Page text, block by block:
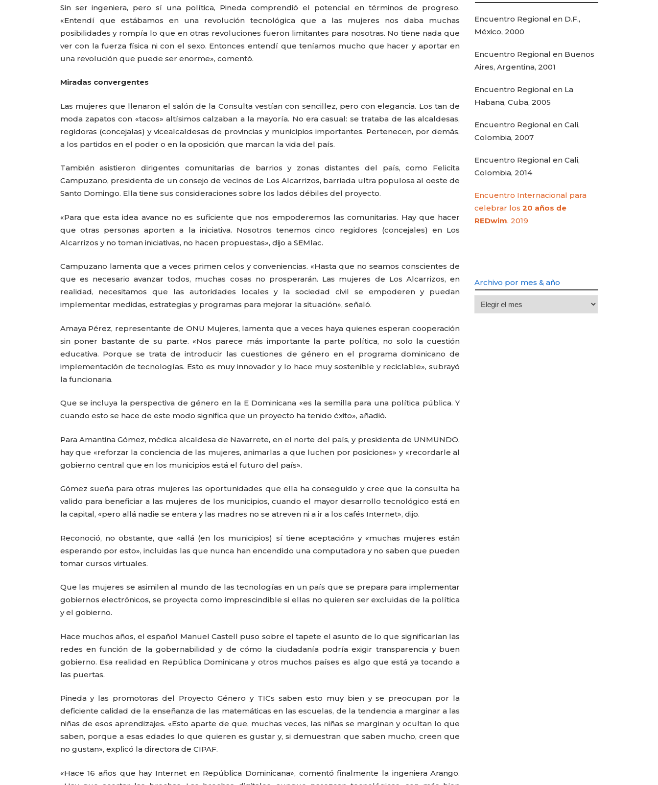
Sin ser ingeniera, pero sí una política, Pineda comprendió el potencial en términos de progreso.
«Entendí que estábamos en una revolución tecnológica que a las mujeres nos daba muchas
posibilidades y rompía lo que en otras revoluciones fueron limitantes para nosotras. No tiene nada que
ver con la fuerza física ni con el sexo. Entonces entendí que teníamos mucho que hacer y aportar en
una revolución que puede ser enorme», comentó.
Miradas convergentes
Las mujeres que llenaron el salón de la Consulta vestían con sencillez, pero con elegancia. Los tan de
moda zapatos con «tacos» altísimos calzaban a la mayoría. No era casual: se trataba de las alcaldesas,
regidoras (concejalas) y vicealcaldesas de provincias y municipios importantes. Pertenecen, por demás,
a los partidos en el poder o en la oposición, que marcan la vida del país.
También asistieron dirigentes comunitarias de barrios y zonas distantes del país, como Felicita
Campuzano, presidenta de un consejo de vecinos de Los Alcarrizos, barriada ultra populosa al oeste de
Santo Domingo. Ella tiene sus consideraciones sobre los lados débiles del proyecto.
«Para que esta idea avance no es suficiente que nos empoderemos las comunitarias. Hay que hacer
que otras personas aporten a la iniciativa. Nosotros tenemos cinco regidores (concejales) en Los
Alcarrizos y no toman iniciativas, no hacen propuestas», dijo a SEMlac.
Campuzano lamenta que a veces primen celos y conveniencias. «Hasta que no seamos conscientes de
que es necesario avanzar todos, muchas cosas no prosperarán. Las mujeres de Los Alcarrizos, en
realidad, necesitamos que las autoridades locales y la sociedad civil se empoderen y puedan
implementar medidas, estrategias y programas para mejorar la situación», señaló.
Amaya Pérez, representante de ONU Mujeres, lamenta que a veces haya quienes esperan cooperación
sin poner bastante de su parte. «Nos parece más importante la parte política, no solo la cuestión
educativa. Porque se trata de introducir las cuestiones de género en el programa dominicano de
implementación de tecnologías. Esto es muy innovador y lo hace muy sostenible y reciclable», subrayó
la funcionaria.
Que se incluya la perspectiva de género en la E Dominicana «es la semilla para una política pública. Y
cuando esto se hace de este modo significa que un proyecto ha tenido éxito», añadió.
Para Amantina Gómez, médica alcaldesa de Navarrete, en el norte del país, y presidenta de UNMUNDO,
hay que «reforzar la conciencia de las mujeres, animarlas a que luchen por posiciones» y «recordarle al
gobierno central que en los municipios está el futuro del país».
Gómez sueña para otras mujeres las oportunidades que ella ha conseguido y cree que la consulta ha
valido para beneficiar a las mujeres de los municipios, cuando el mayor desarrollo tecnológico está en
la capital, «pero allá nadie se entera y las madres no se atreven ni a ir a los cafés Internet», dijo.
Reconoció, no obstante, que «allá (en los municipios) sí tiene aceptación» y «muchas mujeres están
esperando por esto», incluidas las que nunca han encendido una computadora y no saben que pueden
tomar cursos virtuales.
Que las mujeres se asimilen al mundo de las tecnologías en un país que se prepara para implementar
gobiernos electrónicos, se proyecta como imprescindible si ellas no quieren ser excluidas de la política
y el gobierno.
Hace muchos años, el español Manuel Castell puso sobre el tapete el asunto de lo que significarían las
redes en función de la gobernabilidad y de cómo la ciudadanía podría exigir transparencia y buen
gobierno. Esa realidad en República Dominicana y otros muchos países es algo que está ya tocando a
las puertas.
Pineda y las promotoras del Proyecto Género y TICs saben esto muy bien y se preocupan por la
deficiente calidad de la enseñanza de las matemáticas en las escuelas, de la tendencia a marginar a las
niñas de esos aprendizajes. «Esto aparte de que, muchas veces, las niñas se marginan y ocultan lo que
saben, porque a esas edades lo que quieren es gustar y, si demuestran que saben mucho, creen que
no gustan», explicó la directora de CIPAF.
«Hace 16 años que hay Internet en República Dominicana», comentó finalmente la ingeniera Arango.
Encuentro Regional en D.F.,
México, 2000
Encuentro Regional en Buenos
Aires, Argentina, 2001
Encuentro Regional en La
Habana, Cuba, 2005
Encuentro Regional en Cali,
Colombia, 2007
Encuentro Regional en Cali,
Colombia, 2014
Encuentro Internacional para
celebrar los20 años de
REDwim. 2019
Archivo por mes & año
Archivo
por